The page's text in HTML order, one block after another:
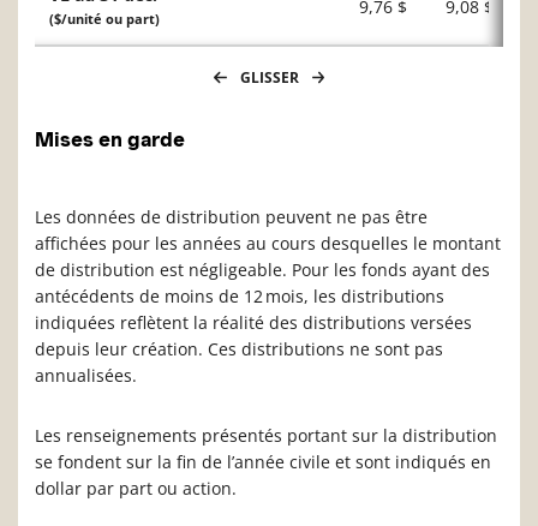
($/unité ou part)
9,76 $ 9,08 $
GLISSER
Mises en garde
Les données de distribution peuvent ne pas être
affichées pour les années au cours desquelles le montant
de distribution est négligeable. Pour les fonds ayant des
antécédents de moins de 12 mois, les distributions
indiquées reflètent la réalité des distributions versées
depuis leur création. Ces distributions ne sont pas
annualisées.
Les renseignements présentés portant sur la distribution
se fondent sur la fin de l’année civile et sont indiqués en
dollar par part ou action.